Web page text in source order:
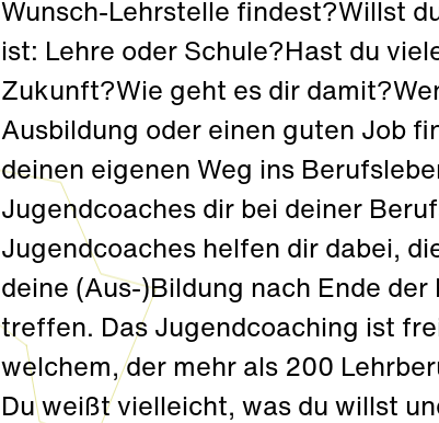
Wunsch-Lehrstelle findest?Willst
ist: Lehre oder Schule?Hast du
Zukunft?Wie geht es dir
Ausbildung oder einen guten Job
deinen eigenen Weg ins
Jugendcoaches dir bei deiner
Jugendcoaches helfen dir dabei,
deine (Aus-)Bildung nach Ende
treffen. Das Jugendcoaching ist
welchem, der mehr als 200
Du weißt vielleicht, was du willst